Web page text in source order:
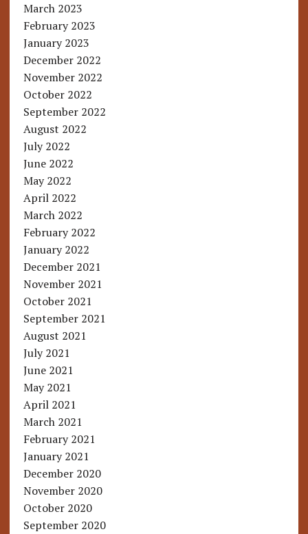
March 2023
February 2023
January 2023
December 2022
November 2022
October 2022
September 2022
August 2022
July 2022
June 2022
May 2022
April 2022
March 2022
February 2022
January 2022
December 2021
November 2021
October 2021
September 2021
August 2021
July 2021
June 2021
May 2021
April 2021
March 2021
February 2021
January 2021
December 2020
November 2020
October 2020
September 2020